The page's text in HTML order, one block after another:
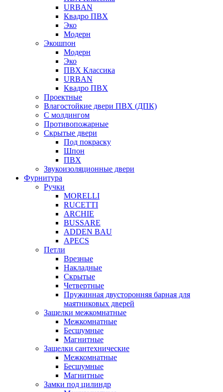
URBAN
Квадро ПВХ
Эко
Модерн
Экошпон
Модерн
Эко
ПВХ Классика
URBAN
Квадро ПВХ
Проектные
Влагостойкие двери ПВХ (ДПК)
С молдингом
Противопожарные
Скрытые двери
Под покраску
Шпон
ПВХ
Звукоизоляционные двери
Фурнитура
Ручки
MORELLI
RUCETTI
ARCHIE
BUSSARE
ADDEN BAU
APECS
Петли
Врезные
Накладные
Скрытые
Четвертные
Пружинная двусторонняя барная для
маятниковых дверей
Защелки межкомнатные
Межкомнатные
Бесшумные
Магнитные
Защелки сантехнические
Межкомнатные
Бесшумные
Магнитные
Замки под цилиндр